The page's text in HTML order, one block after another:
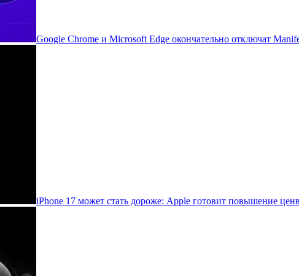
Google Chrome и Microsoft Edge окончательно отключат
iPhone 17 может стать дороже: Apple готовит повышение цен